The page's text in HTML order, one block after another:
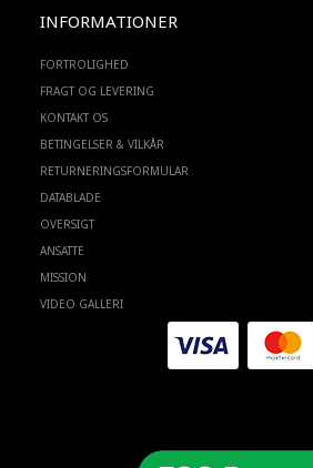
INFORMATIONER
FORTROLIGHED
FRAGT OG LEVERING
KONTAKT OS
BETINGELSER & VILKÅR
RETURNERINGSFORMULAR
DATABLADE
OVERSIGT
ANSATTE
MISSION
VIDEO GALLERI